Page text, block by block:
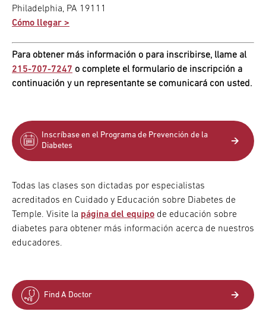
Philadelphia, PA 19111
Cómo llegar >
Para obtener más información o para inscribirse, llame al
215-707-7247 o complete el formulario de inscripción a
continuación y un representante se comunicará con usted.
Inscríbase en el Programa de Prevención de la
Diabetes
Todas las clases son dictadas por especialistas
acreditados en Cuidado y Educación sobre Diabetes de
Temple. Visite la página del equipo de educación sobre
diabetes para obtener más información acerca de nuestros
educadores.
Find A Doctor